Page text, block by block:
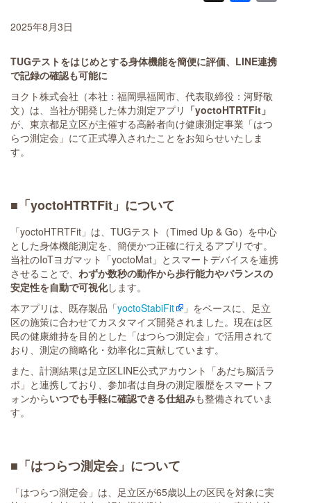
2025年8月3日
TUGテストをはじめとする身体機能を簡便に評価、LINE連携
で記録の確認も可能に
ヨクト株式会社（本社：福岡県福岡市、代表取締役：河野敬
文）は、当社が開発した体力測定アプリ 「yoctoHTRTFit」
が、東京都足立区が主催する高齢者向け健康測定事業「はつ
らつ測定会」にて正式導入されたことをお知らせいたしま
す。
■「yoctoHTRTFit」について
「yoctoHTRTFit」は、TUGテスト（Timed Up & Go）を中心
とした身体機能測定を、簡便かつ正確に行えるアプリです。
当社のIoTヨガマット「yoctoMat」とスマートデバイスを連携
させることで、 わずか数秒の動作から歩行能力やバランスの
安定性を自動で可視化します。
本アプリは、既存製品「yoctoStabiFit
」をベースに、足立
区の施策に合わせてカスタマイズ開発されました。現在は区
民の健康維持を目的とした「はつらつ測定会」で活用されて
おり、測定の簡略化・効率化に貢献しています。
また、計測結果は足立区LINE公式アカウント「あだち脳活ラ
ボ」と連携しており、参加者は自身の測定履歴をスマートフ
ォンからいつでも手軽に確認できる仕組みも整備されていま
す。
■「はつらつ測定会」について
「はつらつ測定会」は、足立区が65歳以上の区民を対象に実